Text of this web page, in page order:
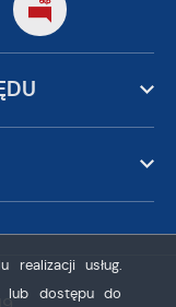
usług.
lub dostępu do